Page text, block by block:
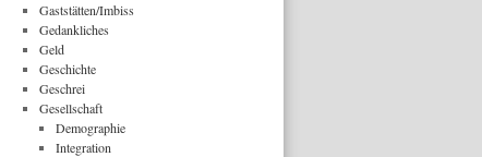
Gaststätten/Imbiss
Gedankliches
Geld
Geschichte
Geschrei
Gesellschaft
Demographie
Integration